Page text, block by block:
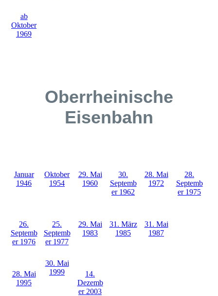
ab
Oktober
1969
Oberrheinische
Eisenbahn
Januar
1946
Oktober
1954
29. Mai
1960
30.
Septemb
er 1962
28. Mai
1972
28.
Septemb
er 1975
26.
Septemb
er 1976
25.
Septemb
er 1977
29. Mai
1983
31. März
1985
31. Mai
1987
28. Mai
1995
30. Mai
1999
14.
Dezemb
er 2003